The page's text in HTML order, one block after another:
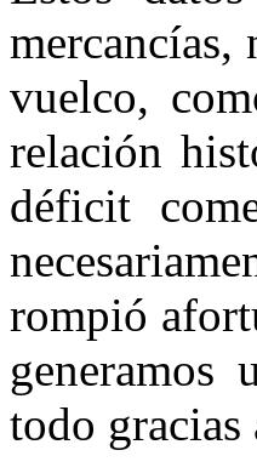
mercancías,
vuelco,
relación
déficit
rompió
generamos
todo gracias